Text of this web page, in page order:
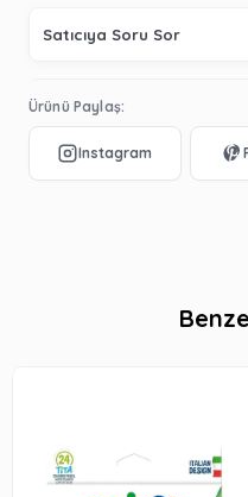
Satıcıya Soru Sor
Ürünü Paylaş: